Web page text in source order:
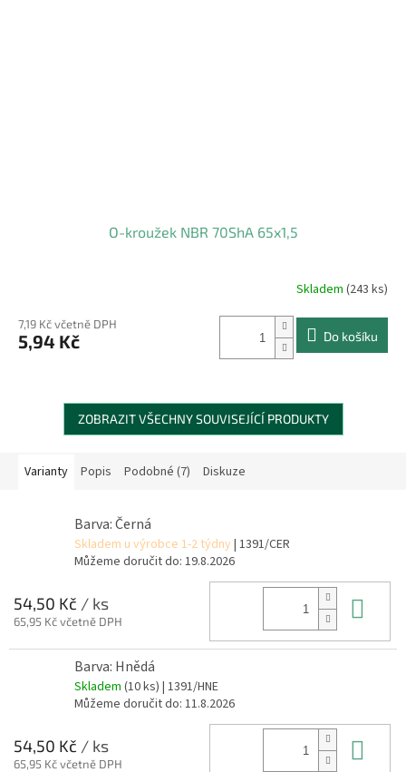
O-kroužek NBR 70ShA 65x1,5
Skladem (243 ks)
7,19 Kč včetně DPH
5,94 Kč Do košíku
ZOBRAZIT VŠECHNY SOUVISEJÍCÍ PRODUKTY
Varianty Popis Podobné (7) Diskuze
Barva: Černá
Skladem u výrobce 1-2 týdny | 1391/CER
Můžeme doručit do: 19.8.2026
54,50 Kč / ks
65,95 Kč včetně DPH
Barva: Hnědá
Skladem (10 ks) | 1391/HNE
Můžeme doručit do: 11.8.2026
54,50 Kč / ks
65,95 Kč včetně DPH